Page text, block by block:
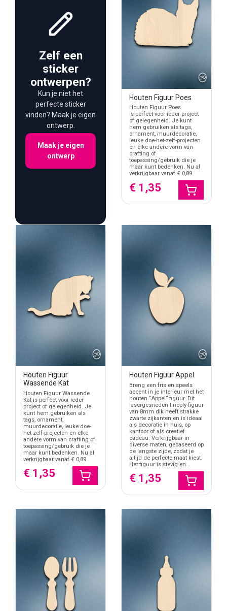
Zelf een
sticker
ontwerpen?
Kun je niet het
perfecte sticker
vinden? Maak je eigen
ontwerp.
Maak je eigen
ontwerp
Houten Figuur Poes
Houten Figuur Poes
is perfect voor ieder project
of gelegenheid. Je kunt
hem gebruiken als tags,
ornament, muurdecoratie,
leuke doe-het-zelf-projecten
en elke andere vorm van
crafting of
toepassing/gebruik die je
maar kunt bedenken. Nu al
verkrijgbaar vanaf € 0,89
€ 1,35
Houten Figuur
Wassende Kat
Houten Figuur Wassende
Kat is perfect voor ieder
project of gelegenheid. Je
kunt hem gebruiken als
tags, ornament,
muurdecoratie, leuke doe-
het-zelf-projecten en elke
andere vorm van crafting of
toepassing/gebruik die je
maar kunt bedenken. Nu al
verkrijgbaar vanaf € 0,89
€ 1,35
Houten Figuur Appel
Breng een fris en speels
accent in je interieur met het
houten “Appel” figuur. Dit
lasergesneden linoply-figuur
van 8mm dik heeft strakke
zwarte zijkanten en is ideaal
als decoratie in huis, op
kantoor of als creatief
cadeau. Verkrijgbaar in
diverse maten, gebaseerd op
de langste zijde, zodat je
altijd de perfecte maat kiest.
Het figuur is stevig en...
€ 1,35